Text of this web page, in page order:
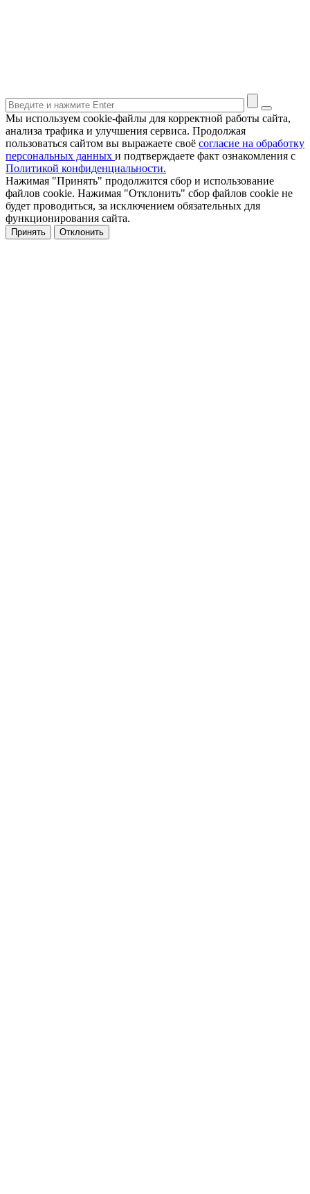
Мы используем cookie-файлы для корректной работы сайта,
анализа трафика и улучшения сервиса. Продолжая
пользоваться сайтом вы выражаете своё согласие на обработку
персональных данных и подтверждаете факт ознакомления с
Политикой конфиденциальности.
Нажимая "Принять" продолжится сбор и использование
файлов cookie. Нажимая "Отклонить" сбор файлов cookie не
будет проводиться, за исключением обязательных для
функционирования сайта.
Принять Отклонить